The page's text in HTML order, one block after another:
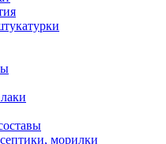
морилки